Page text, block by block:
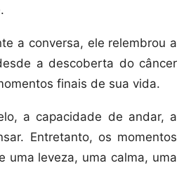
a conversa, ele relembrou a
a descoberta do câncer
finais de sua vida.
a capacidade de andar, a
Entretanto, os momentos
uma leveza, uma calma, uma